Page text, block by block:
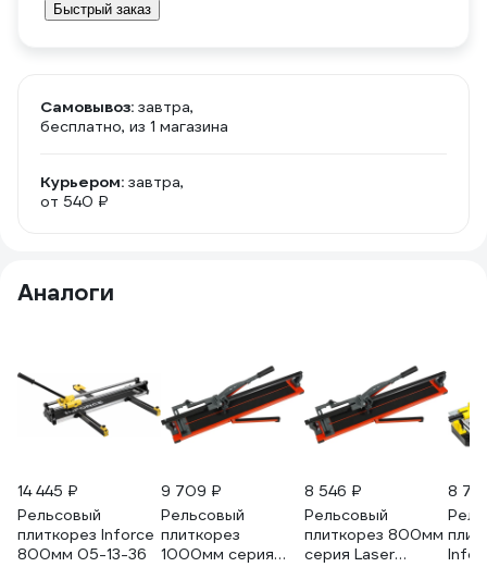
Быстрый заказ
Самовывоз: завтра,
бесплатно, из 1 магазина
Курьером: завтра,
от 540 ₽
Аналоги
14 445 ₽
Рельсовый
плиткорез Inforce
800мм 05-13-36
9 709 ₽
Рельсовый
плиткорез
1000мм серия
8 546 ₽
Рельсовый
плиткорез 800мм
серия Laser
8